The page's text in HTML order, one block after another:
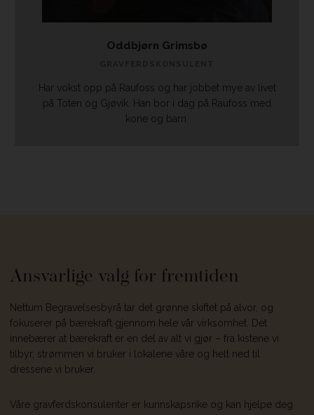
Oddbjørn Grimsbø
Har vokst opp på Raufoss og har jobbet mye av livet
på Toten og Gjøvik. Han bor i dag på Raufoss med
kone og barn.
Ansvarlige valg for fremtiden
Nettum Begravelsesbyrå tar det grønne skiftet på alvor, og
fokuserer på bærekraft gjennom hele vår virksomhet. Det
innebærer at bærekraft er en del av alt vi gjør – fra kistene vi
tilbyr, strømmen vi bruker i lokalene våre og helt ned til
dressene vi bruker.
Våre gravferdskonsulenter er kunnskapsrike og kan hjelpe deg